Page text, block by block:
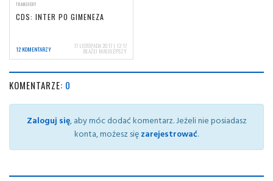
TRANSFERY
CDS: INTER PO GIMENEZA
12 KOMENTARZY 17 LISTOPADA 2017 | 12:17
BŁAŻEJ MAŁOLEPSZY
KOMENTARZE: 0
Zaloguj się, aby móc dodać komentarz. Jeżeli nie posiadasz
konta, możesz sięzarejestrować.